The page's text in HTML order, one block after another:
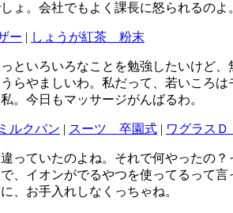
ょ。会社でもよく課長に怒られるのよ
ー | しょうが紅茶 粉末
といろいろなことを勉強したいけど
らやましいわ。私だって、若いころ
。今日もマッサージがんばるわ。
ルクパン | スーツ 卒園式 | ワグラス
っていたのよね。それで何やったの
、イオンがでるやつを使ってるって
、お手入れしなくっちゃね。